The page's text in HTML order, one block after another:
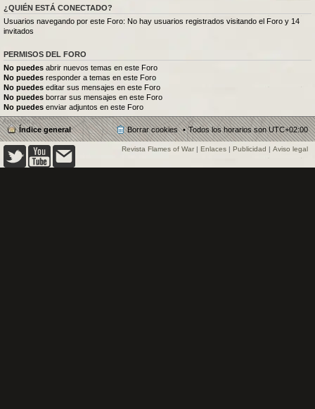
¿QUIÉN ESTÁ CONECTADO?
Usuarios navegando por este Foro: No hay usuarios registrados visitando el Foro y 14
invitados
PERMISOS DEL FORO
No puedes abrir nuevos temas en este Foro
No puedes responder a temas en este Foro
No puedes editar sus mensajes en este Foro
No puedes borrar sus mensajes en este Foro
No puedes enviar adjuntos en este Foro
Índice general Todos los horarios sonUTC+02:00
Borrar cookies
Revista Flames of War | Enlaces | Publicidad | Aviso legal